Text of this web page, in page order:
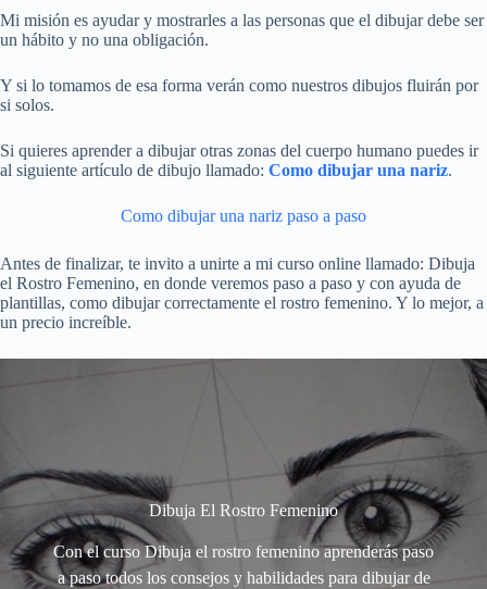
Mi misión es ayudar y mostrarles a las personas que el dibujar debe ser
un hábito y no una obligación.
Y si lo tomamos de esa forma verán como nuestros dibujos fluirán por
si solos.
Si quieres aprender a dibujar otras zonas del cuerpo humano puedes ir
al siguiente artículo de dibujo llamado: Como dibujar una nariz.
Como dibujar una nariz paso a paso
Antes de finalizar, te invito a unirte a mi curso online llamado: Dibuja
el Rostro Femenino, en donde veremos paso a paso y con ayuda de
plantillas, como dibujar correctamente el rostro femenino. Y lo mejor, a
un precio increíble.
Dibuja El Rostro Femenino
Con el curso Dibuja el rostro femenino aprenderás paso
a paso todos los consejos y habilidades para dibujar de